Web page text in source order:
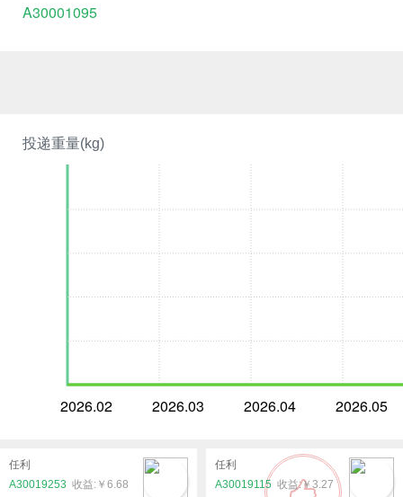
投递重量(kg)
2026.02 2026.03 2026.04 2026.05
任利
A30019253
￥6.68
任利
A30019115
￥3.27
A30001095